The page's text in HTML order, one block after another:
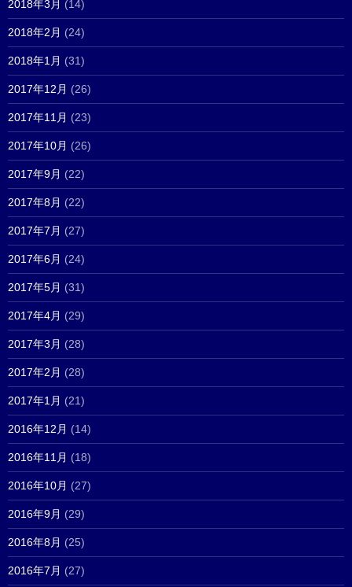
2018年3月 (14)
2018年2月 (24)
2018年1月 (31)
2017年12月 (26)
2017年11月 (23)
2017年10月 (26)
2017年9月 (22)
2017年8月 (22)
2017年7月 (27)
2017年6月 (24)
2017年5月 (31)
2017年4月 (29)
2017年3月 (28)
2017年2月 (28)
2017年1月 (21)
2016年12月 (14)
2016年11月 (18)
2016年10月 (27)
2016年9月 (29)
2016年8月 (25)
2016年7月 (27)